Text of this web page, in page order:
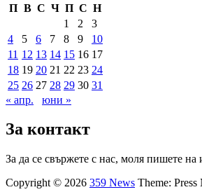
П В С Ч П С Н
1
2
3
4
5 6 7 8 9
10
11 12 13 14 15 16 17
18 19 20 21 22 23 24
25 26 27 28 29 30 31
« апр.
юни »
За контакт
За да се свържете с нас, моля пишете на
Copyright © 2026 359 News Theme: